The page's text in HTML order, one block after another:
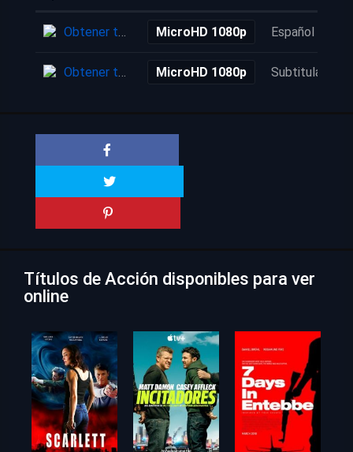
Obtener torrent MicroHD 1080p Español
Obtener torrent MicroHD 1080p Subtitulada
Títulos de Acción disponibles para ver
online